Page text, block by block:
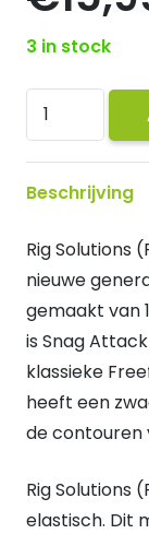
3 in stock
Rig
Solutions
(Piet
Vogel)
Attack
Camou
quantity
Beschrijving
Rig Solutions
nieuwe
gemaakt van
is Snag
klassieke
heeft een
de contouren
Rig Solutions
elastisch. Dit